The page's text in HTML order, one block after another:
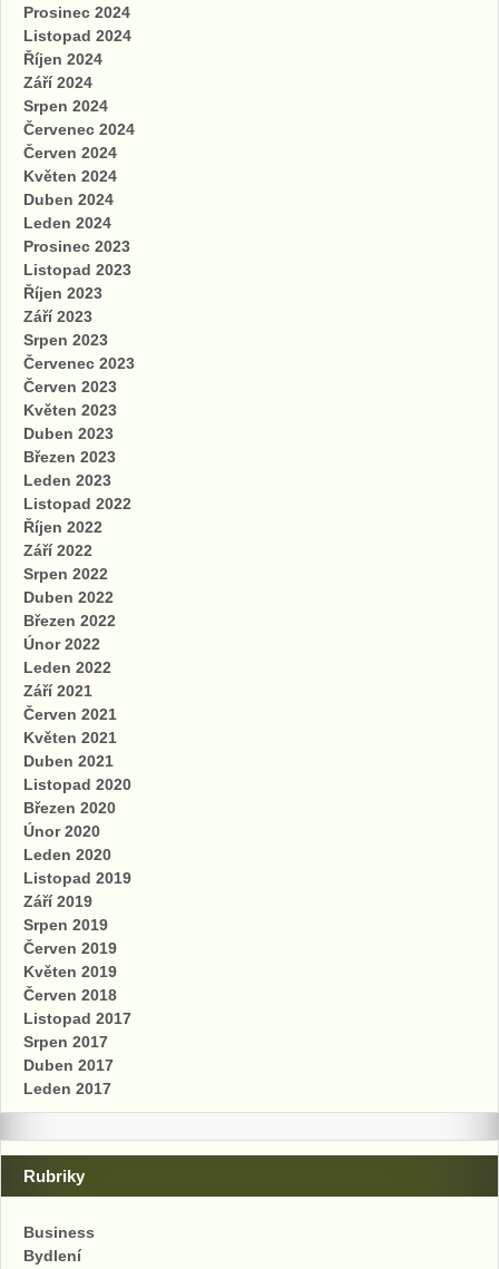
Prosinec 2024
Listopad 2024
Říjen 2024
Září 2024
Srpen 2024
Červenec 2024
Červen 2024
Květen 2024
Duben 2024
Leden 2024
Prosinec 2023
Listopad 2023
Říjen 2023
Září 2023
Srpen 2023
Červenec 2023
Červen 2023
Květen 2023
Duben 2023
Březen 2023
Leden 2023
Listopad 2022
Říjen 2022
Září 2022
Srpen 2022
Duben 2022
Březen 2022
Únor 2022
Leden 2022
Září 2021
Červen 2021
Květen 2021
Duben 2021
Listopad 2020
Březen 2020
Únor 2020
Leden 2020
Listopad 2019
Září 2019
Srpen 2019
Červen 2019
Květen 2019
Červen 2018
Listopad 2017
Srpen 2017
Duben 2017
Leden 2017
Rubriky
Business
Bydlení